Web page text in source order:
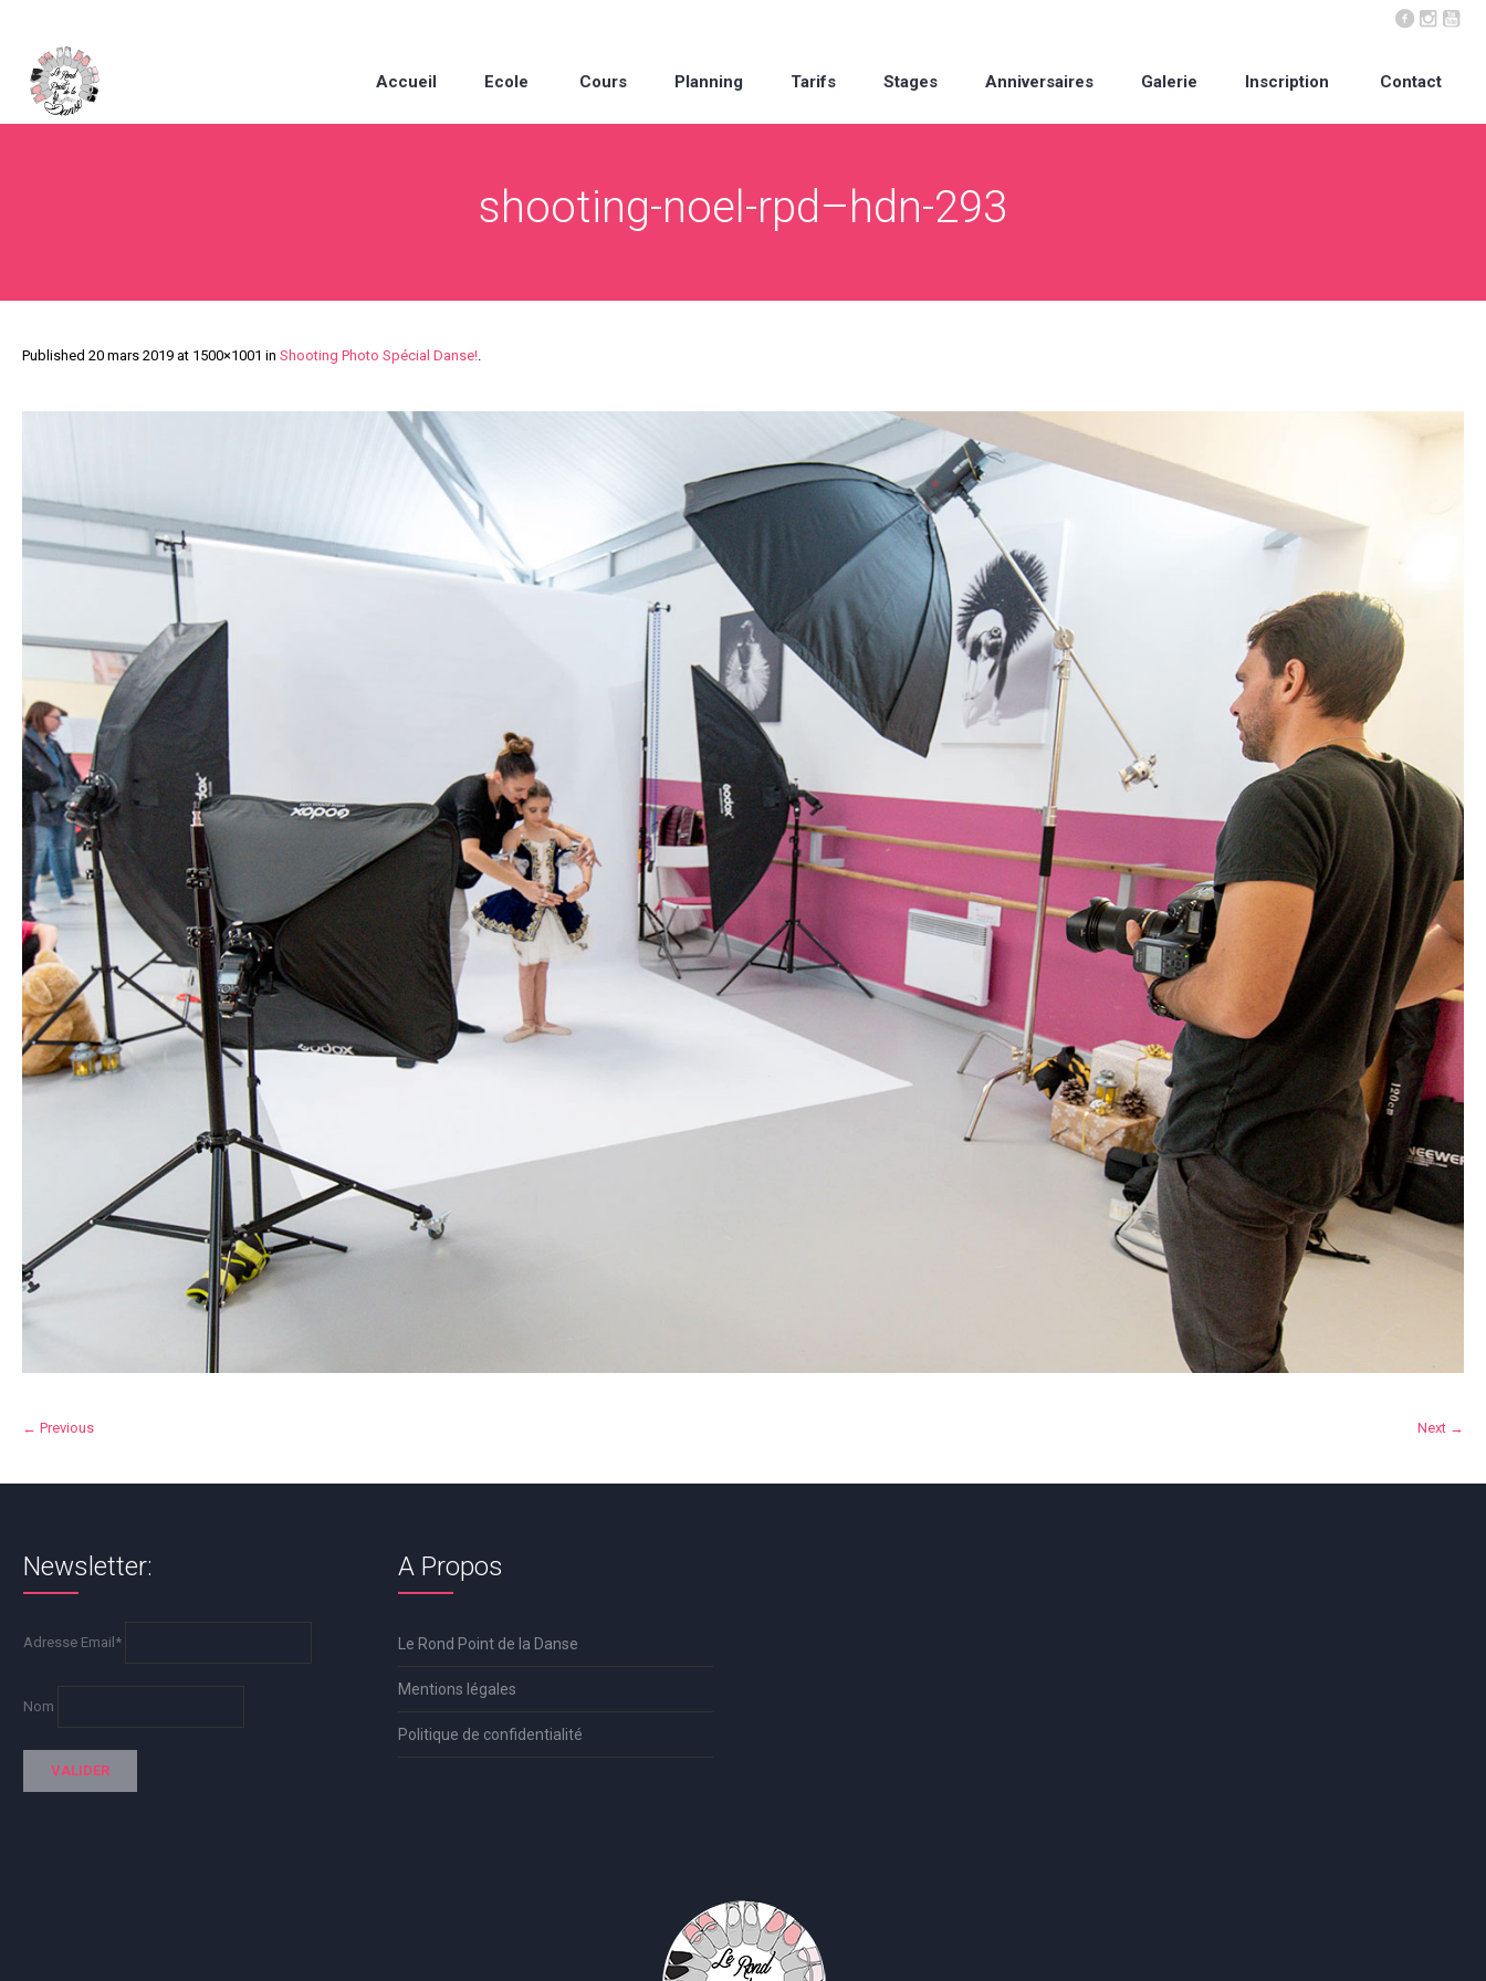
Accueil Ecole Cours Planning Tarifs Stages Anniversaires Galerie Inscription Contact
shooting-noel-rpd–hdn-293
Published 20 mars 2019 at 1500×1001 in Shooting Photo Spécial Danse!.
← Previous Next →
Newsletter:
Adresse Email*
Nom
A Propos
Le Rond Point de la Danse
Mentions légales
Politique de confidentialité